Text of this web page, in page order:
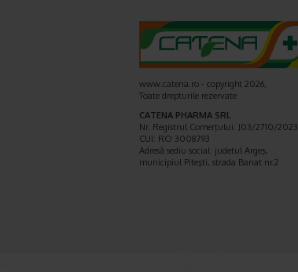
www.catena.ro - copyright 2026,
Toate drepturile rezervate
CATENA PHARMA SRL
Nr. Registrul Comerţului: J03/2710/2023
CUI: RO 3008793
Adresă sediu social: judetul Argeş,
municipiul Piteşti, strada Banat nr.2